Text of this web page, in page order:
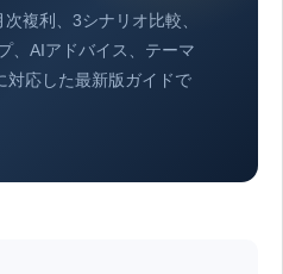
複利、3シナリオ比較、
、AIアドバイス、テーマ
対応した最新版ガイドで